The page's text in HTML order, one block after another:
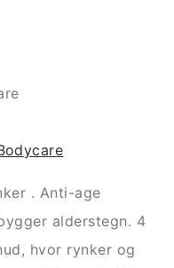
. Anti-age
alderstegn. 4
hvor rynker og